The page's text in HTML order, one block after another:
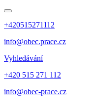
+420515271112
info@obec.prace.cz
Vyhledávání
+420 515 271 112
info@obec-prace.cz